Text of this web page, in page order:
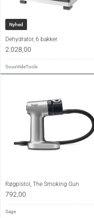
Nyhed
Dehydrator, 6 bakker
2.028,00
SousVideTools
Røgpistol, The Smoking Gun
792,00
Sage